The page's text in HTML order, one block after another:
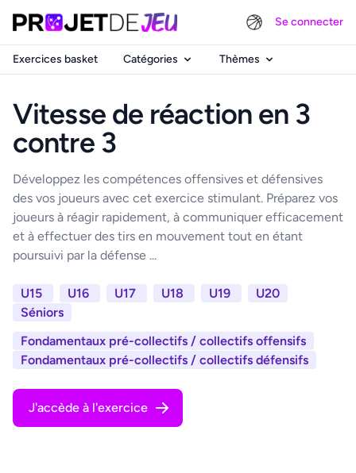
Se connecter
Exercices basket Catégories Thèmes
Vitesse de réaction en 3
contre 3
Développez les compétences offensives et défensives
des vos joueurs avec cet exercice stimulant. Préparez vos
joueurs à réagir rapidement, à communiquer efficacement
et à effectuer des tirs en mouvement tout en étant
poursuivi par la défense ...
U15 U16 U17 U18 U19
U20
Séniors
Fondamentaux pré-collectifs / collectifs offensifs
Fondamentaux pré-collectifs / collectifs défensifs
J'accède à l'exercice